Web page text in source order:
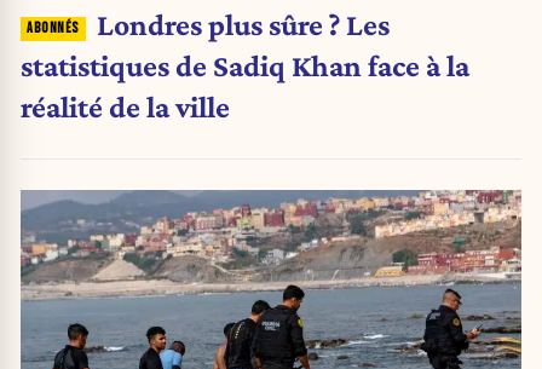
Londres plus sûre ? Les
statistiques de Sadiq Khan face à la
réalité de la ville